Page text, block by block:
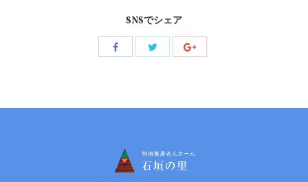
SNSでシェア